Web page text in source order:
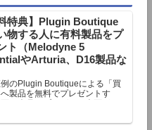
料特典】Plugin Boutique
物する人に有料製品をプ
ト（Melodyne 5
やArturia、D16製品な
のPlugin Boutiqueによる「買
製品を無料でプレゼントす
画。今月もプレゼント企画が用
のお金を出して何かを購入す